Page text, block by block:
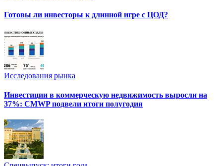
Готовы ли инвесторы к длинной игре с ЦОД?
Исследования рынка
Инвестиции в коммерческую недвижимость выросли на
37%: CMWP подвели итоги полугодия